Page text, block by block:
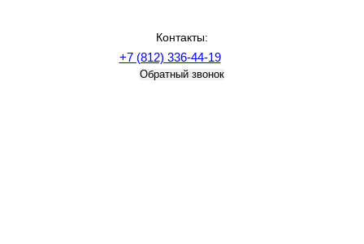
Контакты:
+7 (812) 336-44-19
Обратный звонок